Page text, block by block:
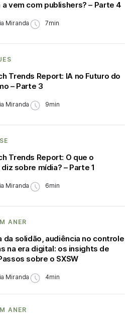
vem com publishers? – Parte 4
Miranda 7min
Trends Report: IA no Futuro do
– Parte 3
Miranda 9min
Trends Report: O que o
sobre mídia? – Parte 1
Miranda 6min
ANER
da solidão, audiência no controle
na era digital: os insights de
sobre o SXSW
Miranda 4min
ANER